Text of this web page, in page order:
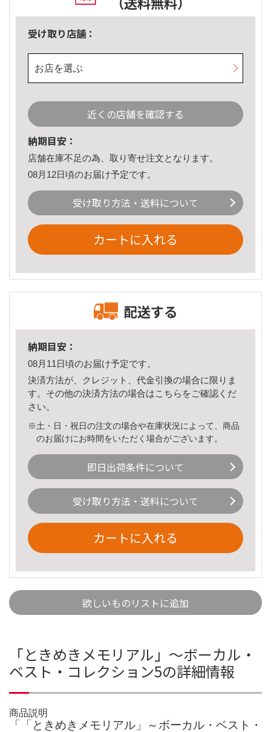
受け取り店舗：
お店を選ぶ
近くの店舗を確認する
納期目安：
店舗在庫不足の為、取り寄せ注文となります。
08月12日頃のお届け予定です。
受け取り方法・送料について
カートに入れる
配送する
納期目安：
08月11日頃のお届け予定です。
決済方法が、クレジット、代金引換の場合に限りま
す。その他の決済方法の場合はこちら をご確認くだ
さい。
※土・日・祝日の注文の場合や在庫状況によって、商品
のお届けにお時間をいただく場合がございます。
即日出荷条件について
受け取り方法・送料について
カートに入れる
欲しいものリストに追加
「ときめきメモリアル」～ボーカル・
ベスト・コレクション5の詳細情報
商品説明
「「ときめきメモリアル」～ボーカル・ベスト・